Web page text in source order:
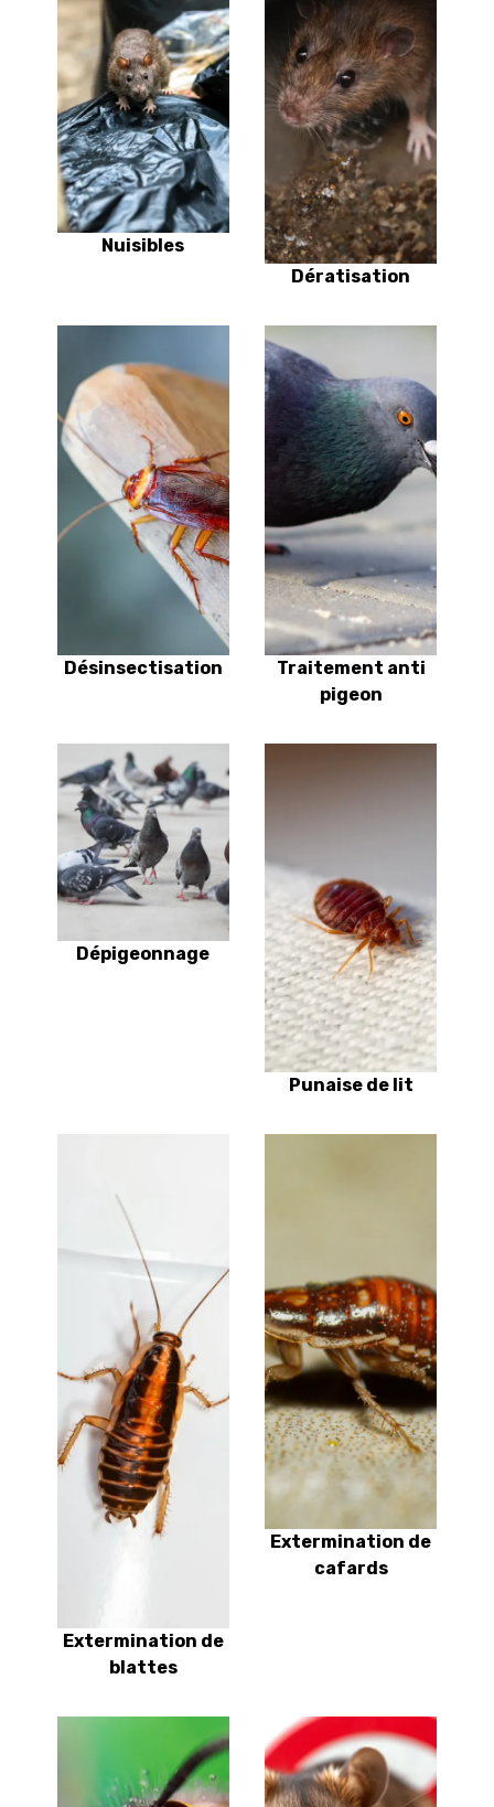
Nuisibles
Dératisation
Désinsectisation
Traitement anti
pigeon
Dépigeonnage
Punaise de lit
Extermination de
blattes
Extermination de
cafards